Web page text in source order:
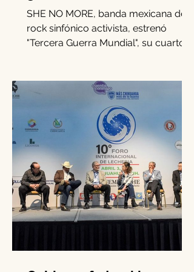
robo de infancias en
guerras con "Tercera
Guerra Mundial"
SHE NO MORE, banda mexicana de
sencillo de 2025.